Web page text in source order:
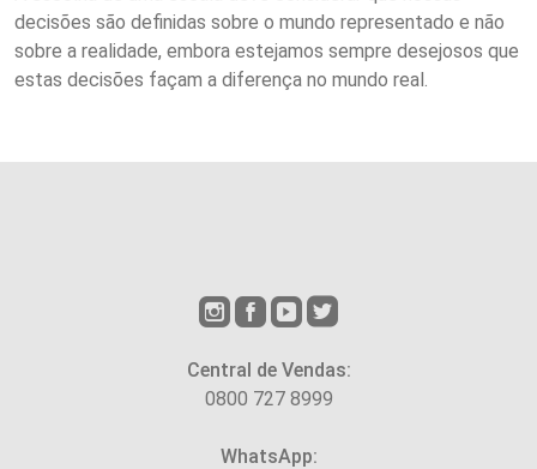
decisões são definidas sobre o mundo representado e não
sobre a realidade, embora estejamos sempre desejosos que
estas decisões façam a diferença no mundo real.
Central de Vendas:
0800 727 8999
WhatsApp: